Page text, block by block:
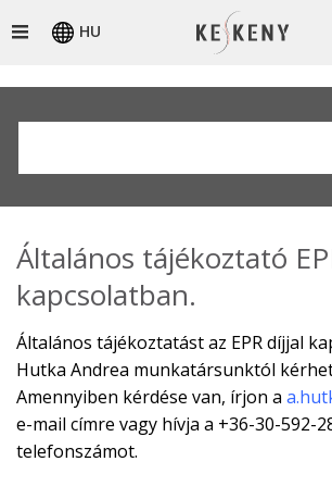
HU
Általános tájékoztató
kapcsolatban.
Általános tájékoztatást az EPR díjjal
Hutka Andrea munkatársunktól
Amennyiben kérdése van, írjon a
e-mail címre vagy hívja a +36-30-592-
telefonszámot.